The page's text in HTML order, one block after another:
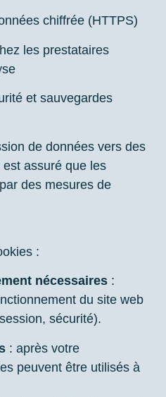
chiffrée (HTTPS)
les prestataires
et sauvegardes
de données vers des
assuré que les
des mesures de
:
nécessaires :
du site web
sécurité).
: après votre
peuvent être utilisés à